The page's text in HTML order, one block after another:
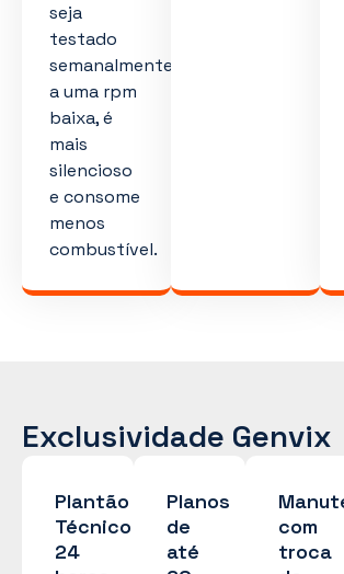
seja
testado
semanalmente
a uma rpm
baixa, é
mais
silencioso
e consome
menos
combustível.
Exclusividade Genvix
Plantão
Técnico
24
Planos
de
até
com
troca